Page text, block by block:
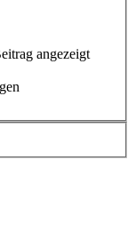
angezeigt